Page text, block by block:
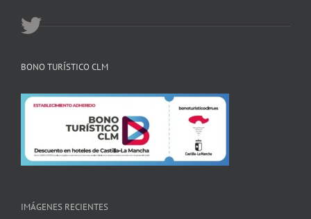
BONO TURÍSTICO CLM
IMÁGENES RECIENTES